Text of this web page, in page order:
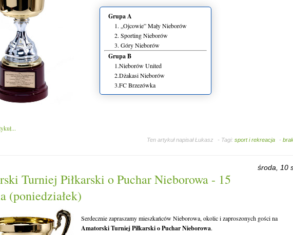
Grupa A
1. „Ojcowie” Mały Nieborów
2. Sporting Nieborów
3. Góry Nieborów
Grupa B
1.Nieborów United
2.Dżakasi Nieborów
3.FC Brzezówka
Ten artykuł napisałŁukasz - Tagi: sport i rekreacja -
środa, 10
Turniej Piłkarski o Puchar Nieborowa - 15
(poniedziałek)
Serdecznie zapraszamy mieszkańców Nieborowa, okolic i zaproszonych gości na
Amatorski Turniej Piłkarski o Puchar Nieborowa.